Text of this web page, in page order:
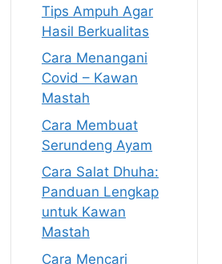
Tips Ampuh Agar
Hasil Berkualitas
Cara Menangani
Covid – Kawan
Mastah
Cara Membuat
Serundeng Ayam
Cara Salat Dhuha:
Panduan Lengkap
untuk Kawan
Mastah
Cara Mencari